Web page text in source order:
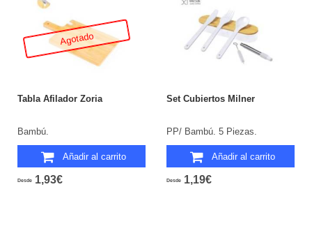
Agotado
Tabla Afilador Zoria
Bambú.
Añadir al carrito
Desde 1,93€
Set Cubiertos Milner
PP/ Bambú. 5 Piezas.
Añadir al carrito
Desde 1,19€